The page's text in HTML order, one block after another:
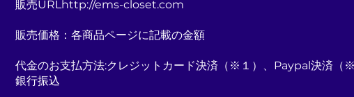
販売URLhttp://ems-closet.com
​販売価格：各商品ページに記載の金額
代金のお支払方法:クレジットカード決済（※１）、Paypal決済（
銀行振込